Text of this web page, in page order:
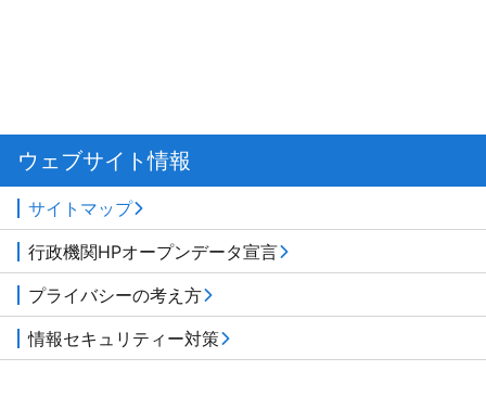
ウェブサイト情報
サイトマップ
行政機関HPオープンデータ宣言
プライバシーの考え方
情報セキュリティー対策